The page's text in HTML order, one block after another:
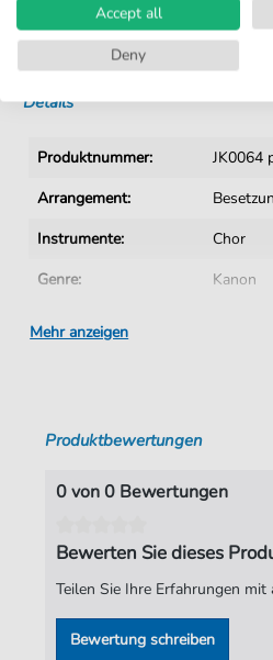
Kein Abo. Fairer Einzelkauf.
Sofortiger Download nach Kauf
Details
Produktnummer:
JK0064
Arrangement:
Instrumente:
Chor
Genre:
Kanon
Chor:
Tonart:
Autoren:
Verlag:
Jürgen
Mehr anzeigen
Produktbewertungen
0 von 0 Bewertungen
Bewerten Sie dieses
Teilen Sie Ihre Erfahrungen mit
Bewertung schreiben
Accept all
Deny